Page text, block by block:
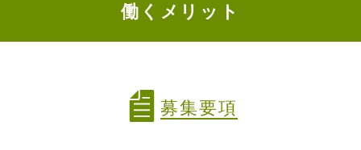
働くメリット
募集要項